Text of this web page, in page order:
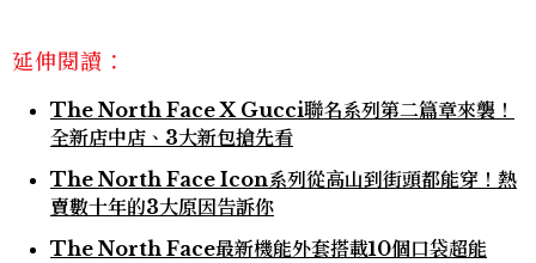
延伸閱讀：
The North Face X Gucci聯名系列第二篇章來襲！
全新店中店、3大新包搶先看
The North Face Icon系列從高山到街頭都能穿！熱
賣數十年的3大原因告訴你
The North Face最新機能外套搭載10個口袋超能